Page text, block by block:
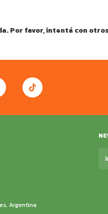
Por favor, intentá con
Argentina